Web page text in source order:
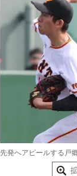
先発へアピールする戸